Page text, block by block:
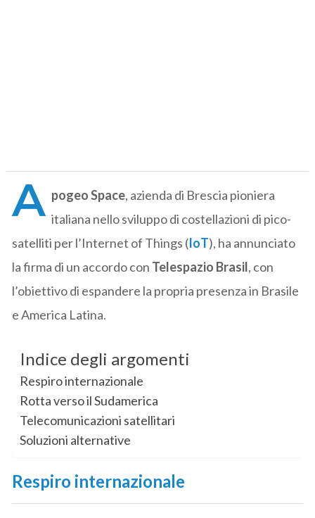
A pogeo Space, azienda di Brescia pioniera
italiana nello sviluppo di costellazioni di pico-
satelliti per l’Internet of Things (IoT), ha annunciato
la firma di un accordo con Telespazio Brasil, con
l’obiettivo di espandere la propria presenza in Brasile
e America Latina.
Indice degli argomenti
Respiro internazionale
Rotta verso il Sudamerica
Telecomunicazioni satellitari
Soluzioni alternative
Respiro internazionale